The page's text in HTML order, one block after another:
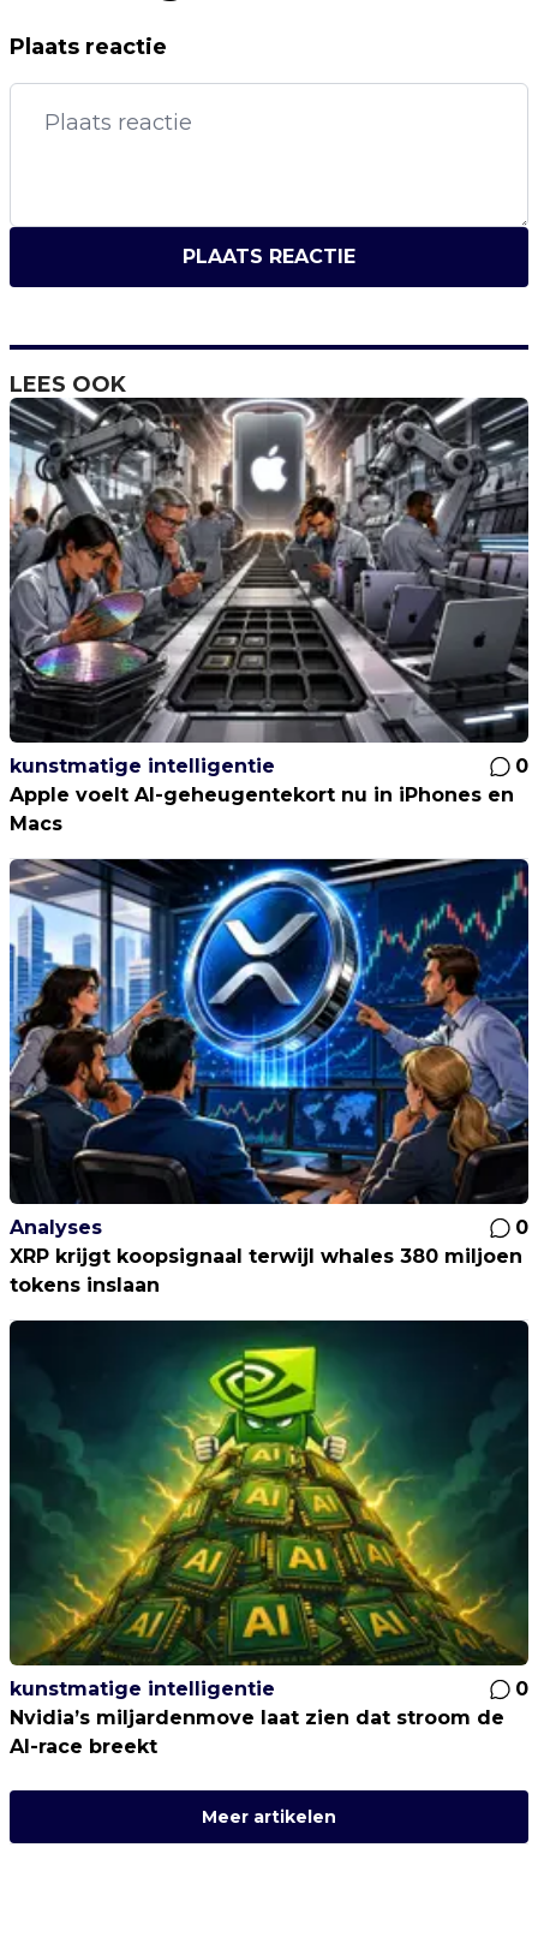
Plaats reactie
PLAATS REACTIE
LEES OOK
kunstmatige intelligentie
0
Apple voelt AI-geheugentekort nu in iPhones en
Macs
Analyses
0
XRP krijgt koopsignaal terwijl whales 380 miljoen
tokens inslaan
kunstmatige intelligentie
0
Nvidia’s miljardenmove laat zien dat stroom de
AI-race breekt
Meer artikelen